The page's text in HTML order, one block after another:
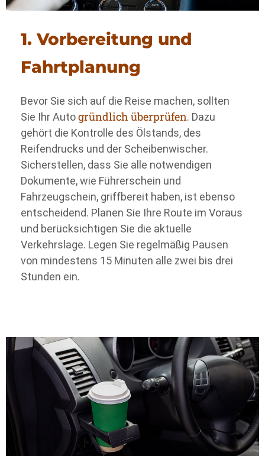
1. Vorbereitung und
Fahrtplanung
Bevor Sie sich auf die Reise machen, sollten
Sie Ihr Autogründlich überprüfen. Dazu
gehört die Kontrolle des Ölstands, des
Reifendrucks und der Scheibenwischer.
Sicherstellen, dass Sie alle notwendigen
Dokumente, wie Führerschein und
Fahrzeugschein, griffbereit haben, ist ebenso
entscheidend. Planen Sie Ihre Route im Voraus
und berücksichtigen Sie die aktuelle
Verkehrslage. Legen Sie regelmäßig Pausen
von mindestens 15 Minuten alle zwei bis drei
Stunden ein.